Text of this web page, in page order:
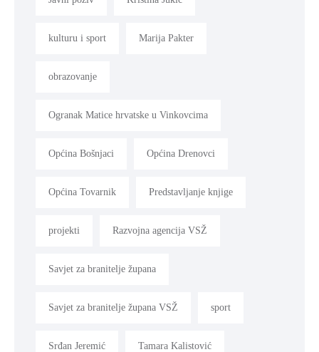
kulturu i sport Marija Pakter
obrazovanje
Ogranak Matice hrvatske u Vinkovcima
Općina Bošnjaci Općina Drenovci
Općina Tovarnik Predstavljanje knjige
projekti Razvojna agencija VSŽ
Savjet za branitelje župana
Savjet za branitelje župana VSŽ sport
Srđan Jeremić Tamara Kalistović